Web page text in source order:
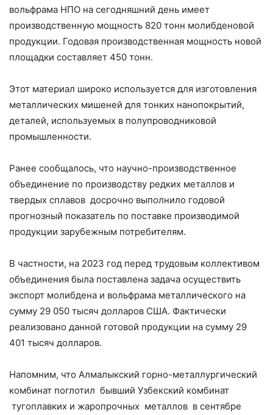
вольфрама НПО на сегодняшний день имеет
производственную мощность 820 тонн молибденовой
продукции. Годовая производственная мощность новой
площадки составляет 450 тонн.
Этот материал широко используется для изготовления
металлических мишеней для тонких нанопокрытий,
деталей, используемых в полупроводниковой
промышленности.
Ранее сообщалось, что научно-производственное
объединение по производству редких металлов и
твердых сплавов досрочно выполнило годовой
прогнозный показатель по поставке производимой
продукции зарубежным потребителям.
В частности, на 2023 год перед трудовым коллективом
объединения была поставлена задача осуществить
экспорт молибдена и вольфрама металлического на
сумму 29 050 тысяч долларов США. Фактически
реализовано данной готовой продукции на сумму 29
401 тысяч долларов.
Напомним, что Алмалыкский горно-металлургический
комбинат поглотил бывший Узбекский комбинат
тугоплавких и жаропрочных металлов в сентябре